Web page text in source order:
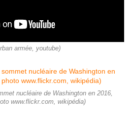
armée, youtube)
nucléaire de Washington en 2016,
www.flickr.com, wikipédia)